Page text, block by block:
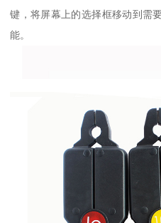
键，将屏幕上的选择框移动到需
能。